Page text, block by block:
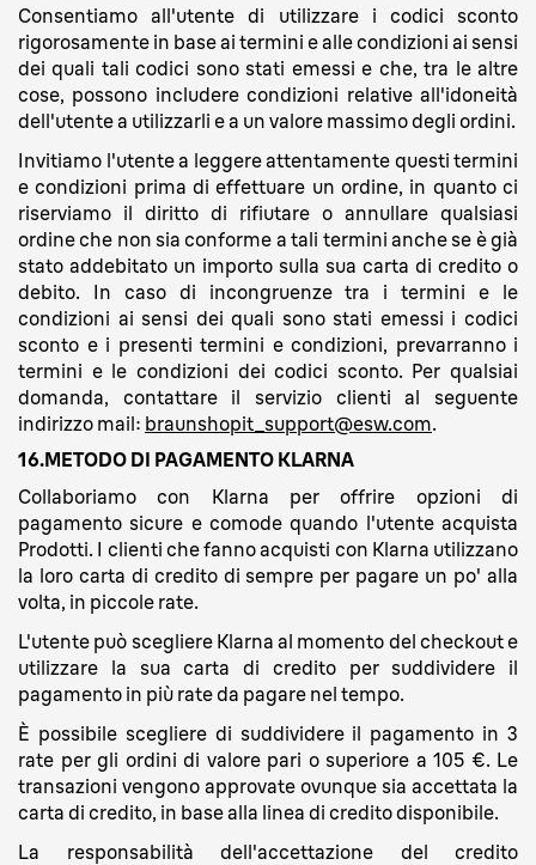
Consentiamo all'utente di utilizzare i codici sconto
rigorosamente in base ai termini e alle condizioni ai sensi
dei quali tali codici sono stati emessi e che, tra le altre
cose, possono includere condizioni relative all'idoneità
dell'utente a utilizzarli e a un valore massimo degli ordini.
Invitiamo l'utente a leggere attentamente questi termini
e condizioni prima di effettuare un ordine, in quanto ci
riserviamo il diritto di rifiutare o annullare qualsiasi
ordine che non sia conforme a tali termini anche se è già
stato addebitato un importo sulla sua carta di credito o
debito. In caso di incongruenze tra i termini e le
condizioni ai sensi dei quali sono stati emessi i codici
sconto e i presenti termini e condizioni, prevarranno i
termini e le condizioni dei codici sconto. Per qualsiai
domanda, contattare il servizio clienti al seguente
indirizzo mail: braunshopit_support@esw.com.
16.METODO DI PAGAMENTO KLARNA
Collaboriamo con Klarna per offrire opzioni di
pagamento sicure e comode quando l'utente acquista
Prodotti. I clienti che fanno acquisti con Klarna utilizzano
la loro carta di credito di sempre per pagare un po' alla
volta, in piccole rate.
L'utente può scegliere Klarna al momento del checkout e
utilizzare la sua carta di credito per suddividere il
pagamento in più rate da pagare nel tempo.
È possibile scegliere di suddividere il pagamento in 3
rate per gli ordini di valore pari o superiore a 105 €. Le
transazioni vengono approvate ovunque sia accettata la
carta di credito, in base alla linea di credito disponibile.
La responsabilità dell'accettazione del credito